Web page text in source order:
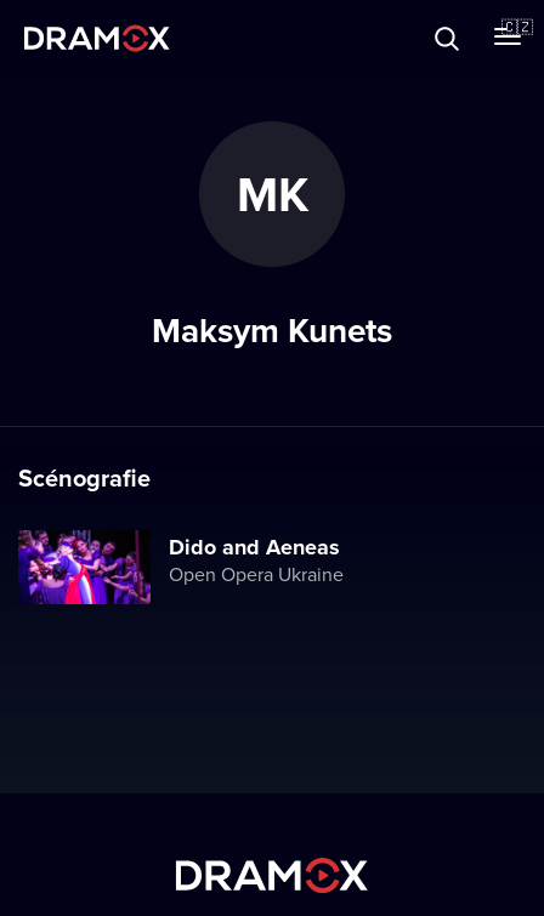
🇨🇿
MK
Maksym Kunets
Scénografie
Dido and Aeneas
Open Opera Ukraine